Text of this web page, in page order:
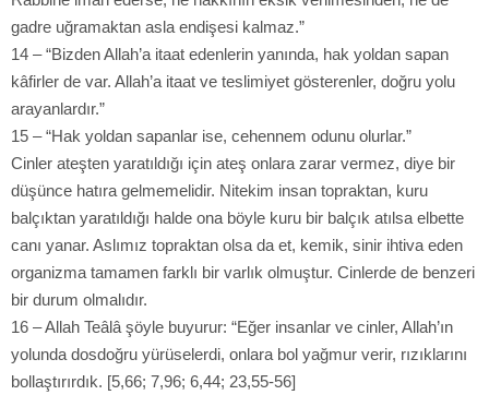
gadre uğramaktan asla endişesi kalmaz.”
14 – “Bizden Allah’a itaat edenlerin yanında, hak yoldan sapan
kâfirler de var. Allah’a itaat ve teslimiyet gösterenler, doğru yolu
arayanlardır.”
15 – “Hak yoldan sapanlar ise, cehennem odunu olurlar.”
Cinler ateşten yaratıldığı için ateş onlara zarar vermez, diye bir
düşünce hatıra gelmemelidir. Nitekim insan topraktan, kuru
balçıktan yaratıldığı halde ona böyle kuru bir balçık atılsa elbette
canı yanar. Aslımız topraktan olsa da et, kemik, sinir ihtiva eden
organizma tamamen farklı bir varlık olmuştur. Cinlerde de benzeri
bir durum olmalıdır.
16 – Allah Teâlâ şöyle buyurur: “Eğer insanlar ve cinler, Allah’ın
yolunda dosdoğru yürüselerdi, onlara bol yağmur verir, rızıklarını
bollaştırırdık. [5,66; 7,96; 6,44; 23,55-56]